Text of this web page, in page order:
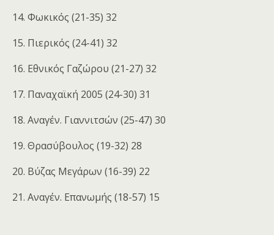
14. Φωκικός (21-35) 32
15. Πιερικός (24-41) 32
16. Eθνικός Γαζώρου (21-27) 32
17. Παναχαϊκή 2005 (24-30) 31
18. Αναγέν. Γιαννιτσών (25-47) 30
19. Θρασύβουλος (19-32) 28
20. Βύζας Μεγάρων (16-39) 22
21. Αναγέν. Επανωμής (18-57) 15